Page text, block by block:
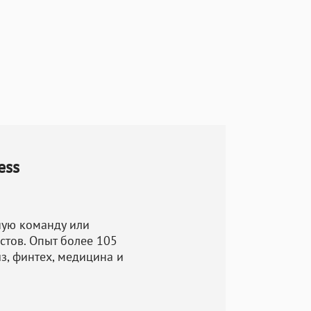
cms joomla
основных
команду или
Опыт более 105
финтех, медицина и